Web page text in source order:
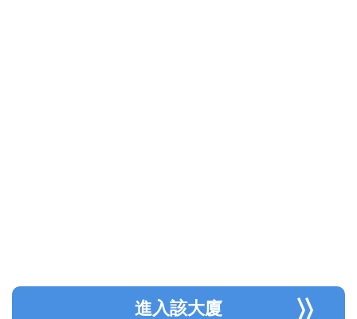
進入該大廈